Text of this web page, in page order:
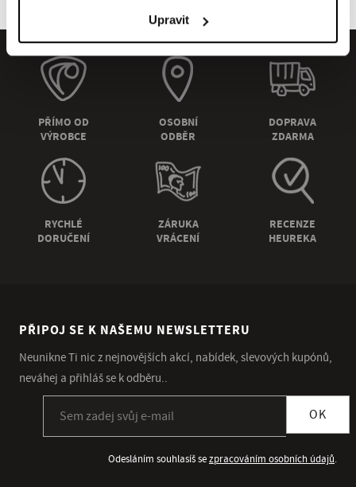
Upravit
PŘÍMO OD
VÝROBCE
OSOBNÍ
ODBĚR
DOPRAVA
ZDARMA
RYCHLÉ
DORUČENÍ
ZÁRUKA
VRÁCENÍ
RECENZE
HEUREKA
PŘIPOJ SE K NAŠEMU NEWSLETTERU
Neunikne Ti nic z nejnovějších akcí, nabídek, slevových kupónů,
neváhej a přihláš se k odběru..
OK
Odesláním souhlasíš sezpracováním osobních údajů.